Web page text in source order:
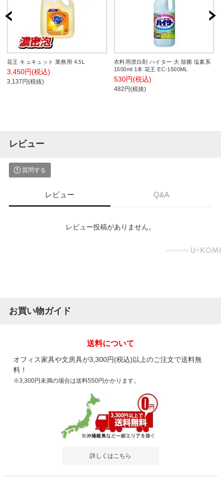
花王 キュキュット 業務用 4.5L
3,450円(税込)
3,137円(税抜)
衣料用漂白剤 ハイター 大 除菌 塩素系
1500ml 1本 花王 EC-1500ML
530円(税込)
482円(税抜)
レビュー
質問する
レビュー Q&A
レビュー投稿がありません。
お買い物ガイド
送料について
オフィス家具や文房具が3,300円(税込)以上のご注文で送料無
料！
※3,300円未満の場合は送料550円かかります。
詳しくはこちら